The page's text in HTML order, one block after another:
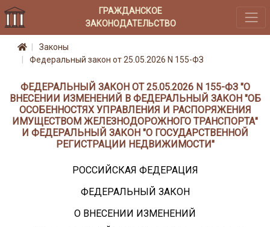
ГРАЖДАНСКОЕ
ЗАКОНОДАТЕЛЬСТВО
Законы
Федеральный закон от 25.05.2026 N 155-ФЗ
ФЕДЕРАЛЬНЫЙ ЗАКОН ОТ 25.05.2026 N 155-ФЗ "О
ВНЕСЕНИИ ИЗМЕНЕНИЙ В ФЕДЕРАЛЬНЫЙ ЗАКОН "ОБ
ОСОБЕННОСТЯХ УПРАВЛЕНИЯ И РАСПОРЯЖЕНИЯ
ИМУЩЕСТВОМ ЖЕЛЕЗНОДОРОЖНОГО ТРАНСПОРТА"
И ФЕДЕРАЛЬНЫЙ ЗАКОН "О ГОСУДАРСТВЕННОЙ
РЕГИСТРАЦИИ НЕДВИЖИМОСТИ"
РОССИЙСКАЯ ФЕДЕРАЦИЯ
ФЕДЕРАЛЬНЫЙ ЗАКОН
О ВНЕСЕНИИ ИЗМЕНЕНИЙ